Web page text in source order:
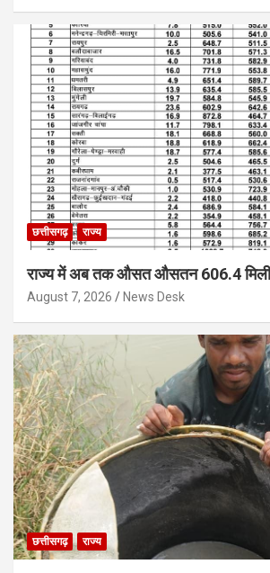
छत्तीसगढ़ राज्य
राज्य में अब तक औसत औसतन 606.4
August 7, 2026 News Desk
छत्तीसगढ़ राज्य